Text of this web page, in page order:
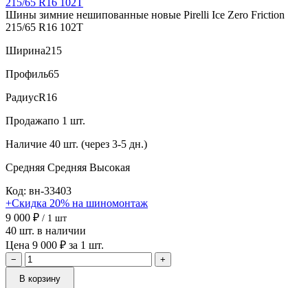
Шины зимние нешипованные новые Pirelli Ice Zero Friction
215/65 R16 102T
Ширина215
Профиль65
РадиусR16
Продажапо 1 шт.
Наличие 40 шт. (через 3-5 дн.)
Средняя Средняя Высокая
Код: вн-33403
+Скидка 20% на шиномонтаж
9 000 ₽ / 1 шт
40 шт. в наличии
Цена 9 000 ₽ за 1 шт.
−
+
В корзину